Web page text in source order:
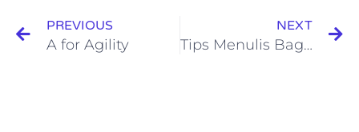
PREVIOUS
A for Agility
NEXT
Tips Menulis Bagi Ibu Rumah Tangga